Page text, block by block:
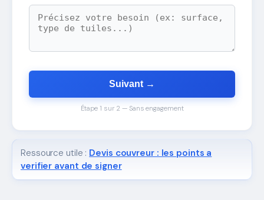
Suivant →
Étape 1 sur 2 — Sans engagement
Ressource utile : Devis couvreur : les points a
verifier avant de signer